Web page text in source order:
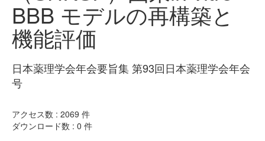
BBB モデルの再構築と
機能評価
日本薬理学会年会要旨集 第93回日本薬理学会年会
号
アクセス数 : 2069 件
ダウンロード数 : 0 件